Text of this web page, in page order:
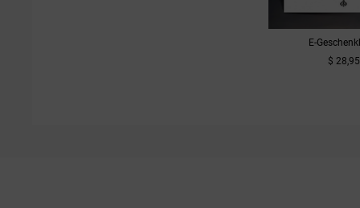
E-
$ 28,95